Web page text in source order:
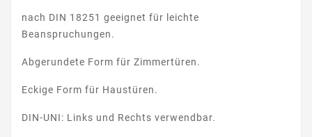
nach DIN 18251 geeignet für leichte
Beanspruchungen.
Abgerundete Form für Zimmertüren.
Eckige Form für Haustüren.
DIN-UNI: Links und Rechts verwendbar.